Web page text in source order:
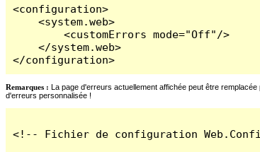
<configuration>
    <system.web>
        <customErrors mode="Off"/>
    </system.web>
</configuration>
Remarques : La page d'erreurs actuellement affichée peut être
d'erreurs personnalisée !
<!-- Fichier de configuration